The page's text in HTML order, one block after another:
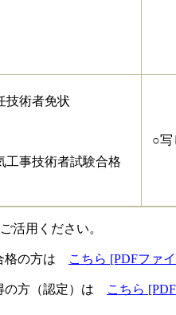
技術者免状
工事技術者試験合格
○写
活用ください。
格の方は こちら [PDFファ
の方（認定）は こちら